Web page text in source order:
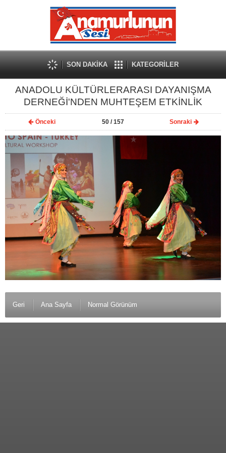
SON DAKİKA KATEGORİLER
ANADOLU KÜLTÜRLERARASI DAYANIŞMA
DERNEĞİ'NDEN MUHTEŞEM ETKİNLİK
Önceki 50/ 157 Sonraki
Geri Ana Sayfa Normal Görünüm